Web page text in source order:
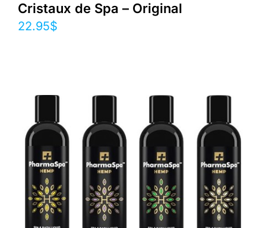
Cristaux de Spa – Original
22.95$